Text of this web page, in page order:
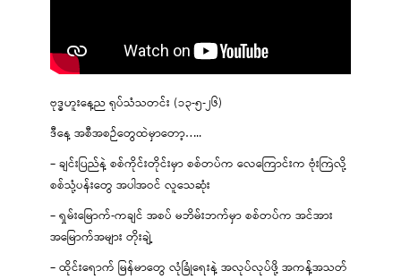
ဗုဒ္ဓဟူးနေ့ည ရုပ်သံသတင်း (၁၃-၅-၂၆)
ဒီနေ့ အစီအစဉ်တွေထဲမှာတော့…..
– ချင်းပြည်နဲ့ စစ်ကိုင်းတိုင်းမှာ စစ်တပ်က လေကြောင်းက ဗုံးကြဲလို့
စစ်သုံ့ပန်းတွေ အပါအဝင် လူသေဆုံး
– ရှမ်းမြောက်-ကချင် အစပ် မဘိမ်းဘက်မှာ စစ်တပ်က အင်အား
အမြောက်အများ တိုးချဲ့
– ထိုင်းရောက် မြန်မာတွေ လုံခြုံရေးနဲ့ အလုပ်လုပ်ဖို့ အကန့်အသတ်